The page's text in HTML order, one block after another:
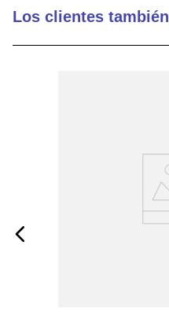
Los clientes